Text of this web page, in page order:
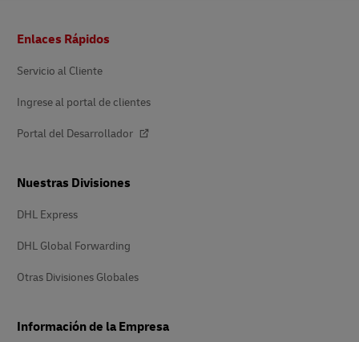
de
Enlaces Rápidos
Servicio al Cliente
Ingrese al portal de clientes
Portal del Desarrollador
Nuestras Divisiones
DHL Express
DHL Global Forwarding
Otras Divisiones Globales
Información de la Empresa